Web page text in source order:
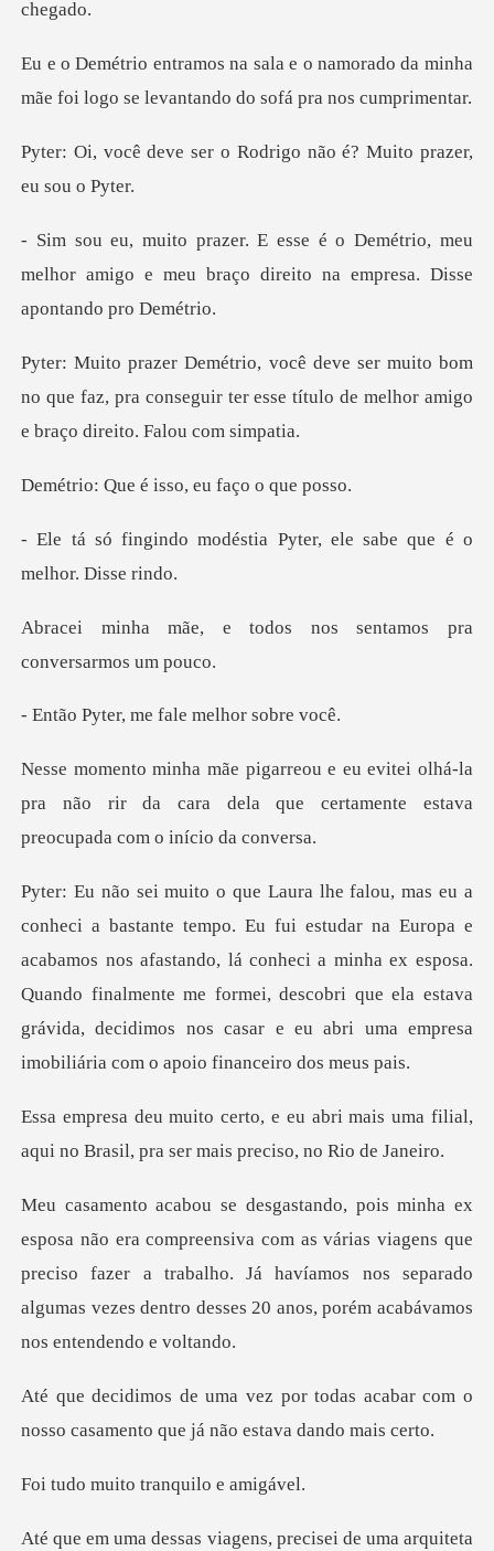
namorado da minha
mãe foi logo se le
r o Rodrigo não é? Muito
étrio, meu
melhor amigo e meu braço direito
bom
no que faz, pra conseguir ter esse título de
é isso, eu fa
éstia Pyter, ele sabe que
todos nos sentamos pra
, me fale melh
olhá-la
pra não rir da cara dela que certamen
pa e
acabamos nos afastando, lá conheci a minha ex esposa.
Quando finalmente me formei, descobri que ela
ri mais uma filial,
aqui no Brasil, pr
com as várias viagens que
preciso fazer a trabalho. Já havíamos nos separado
a
todas acabar com o
nosso casamento
ito tranquil
s, precisei de uma arquiteta